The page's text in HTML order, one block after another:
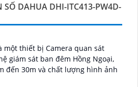
SỐ DAHUA DHI-ITC413-PW4D-
một thiết bị Camera quan sát
giám sát ban đêm Hồng Ngoại,
đến 30m và chất lượng hình ảnh